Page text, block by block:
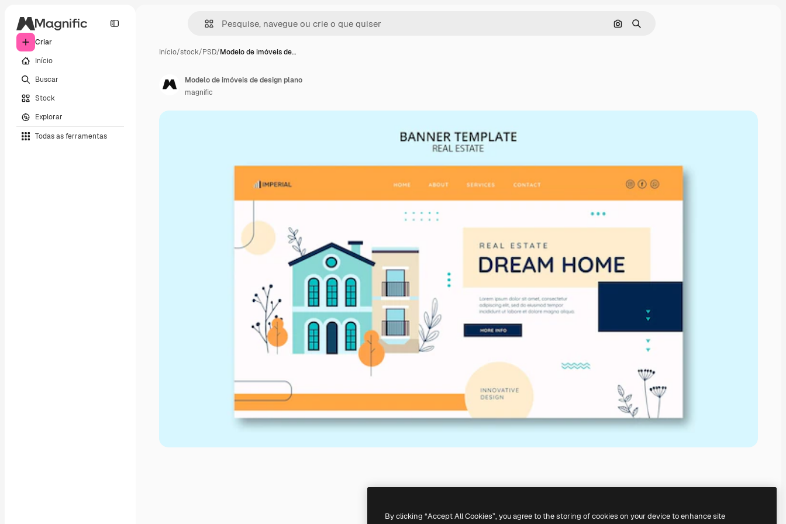
Criar
Início
Buscar
Stock
Explorar
Todas as ferramentas
Pesquisar por imagem
Buscar
Início/stock/PSD/Modelo de imóveis de…
Modelo de imóveis de design plano
magnific
By clicking “Accept All Cookies”, you agree to the storing of cookies on your device to enhance site